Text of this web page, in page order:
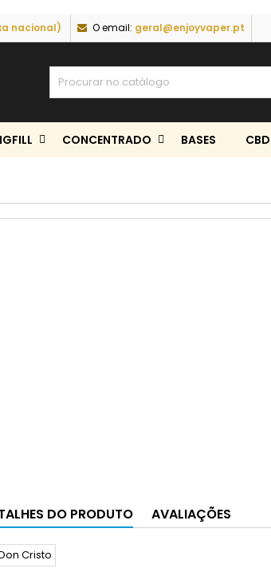
nacional) O email: geral@enjoyvaper.pt
CONCENTRADO BASES CBD
DO PRODUTO AVALIAÇÕES